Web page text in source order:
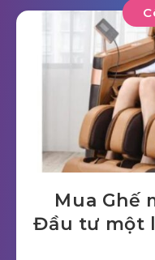
Mua Ghế
Đầu tư một